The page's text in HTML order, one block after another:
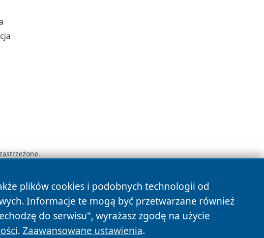
plików cookies i podobnych technologii od
Informacje te mogą być przetwarzane również
do serwisu", wyrażasz zgodę na użycie
. Zaawansowane ustawienia.
Cookies